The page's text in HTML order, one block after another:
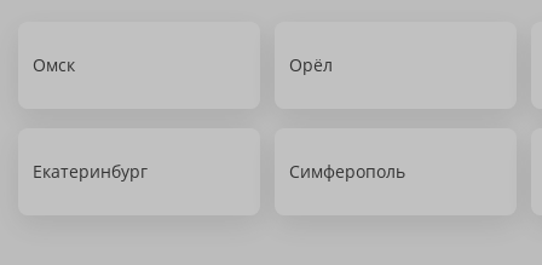
Омск Орёл
Екатеринбург Симферополь